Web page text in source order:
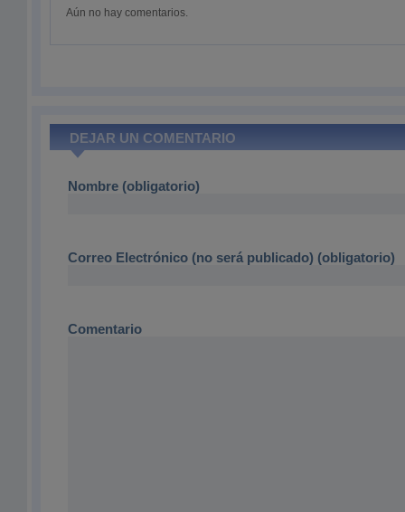
Aún no hay comentarios.
DEJAR UN COMENTARIO
Nombre (obligatorio)
Correo Electrónico (no será publicado) (obligatorio)
Comentario